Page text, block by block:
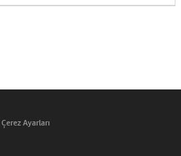
Çerez Ayarları